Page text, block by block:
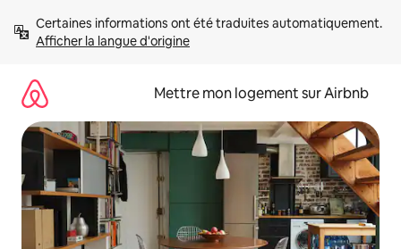
directement
Afficher la langue d'origine
Mettre mon logement sur Airbnb